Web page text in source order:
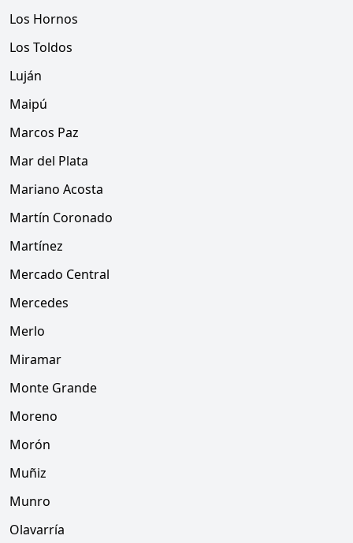
Los Hornos
Los Toldos
Luján
Maipú
Marcos Paz
Mar del Plata
Mariano Acosta
Martín Coronado
Martínez
Mercado Central
Mercedes
Merlo
Miramar
Monte Grande
Moreno
Morón
Muñiz
Munro
Olavarría